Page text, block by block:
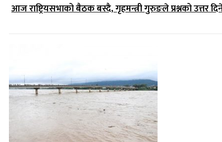
आज राष्ट्रियसभाको बैठक बस्दै, गृहमन्त्री गुरुङले प्रश्नको उत्तर